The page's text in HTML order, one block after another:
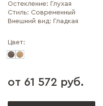
Остекление: Глухая
Стиль: Современный
Внешний вид: Гладкая
Цвет:
от 61 572 руб.